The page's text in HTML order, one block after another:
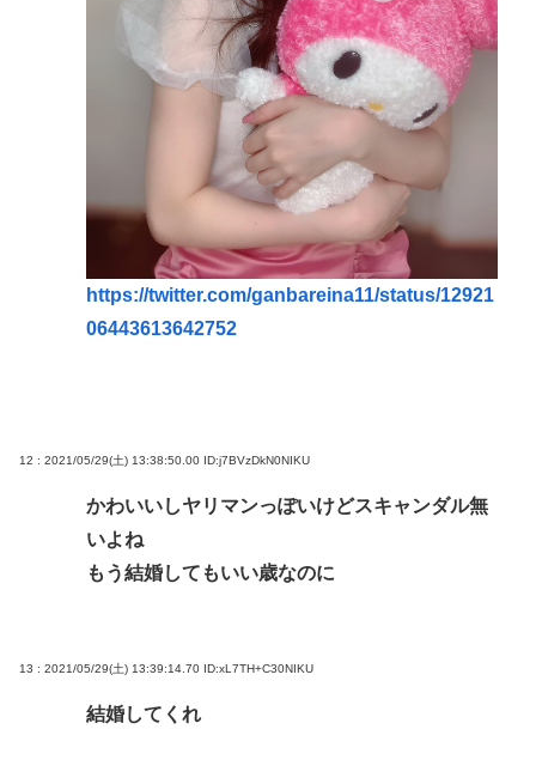
https://twitter.com/ganbareina11/status/12921
06443613642752
12 : 2021/05/29(土) 13:38:50.00 ID:j7BVzDkN0NIKU
かわいいしヤリマンっぽいけどスキャンダル無
いよね
もう結婚してもいい歳なのに
13 : 2021/05/29(土) 13:39:14.70 ID:xL7TH+C30NIKU
結婚してくれ